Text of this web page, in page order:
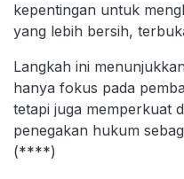
kepentingan untuk
yang lebih bersih,
Langkah ini
hanya fokus pada
tetapi juga memperkuat
penegakan hukum
(****)